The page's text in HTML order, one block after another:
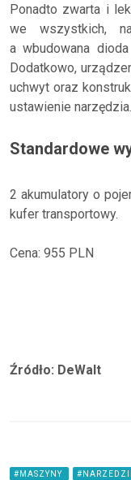
Ponadto zwarta i
we wszystkich,
a wbudowana
Dodatkowo,
uchwyt oraz
ustawienie narzędzia.
Standardowe
2 akumulatory o
kufer transportowy.
Cena: 955 PLN
Źródło: DeWalt
#MASZYNY